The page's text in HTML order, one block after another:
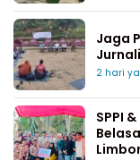
Jaga
2 hari
SPPI